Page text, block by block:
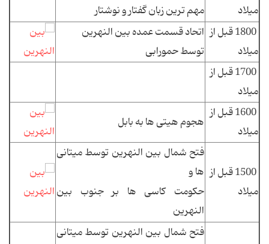
میلاد
مهم ترین زبان گفتار و نوشتار
1800 قبل از
میلاد
اتحاد قسمت عمده بین النهرین
توسط حمورابی
1700 قبل از
میلاد
1600 قبل از
میلاد
هجوم هیتی ها به بابل
1500 قبل از
میلاد
فتح شمال بین النهرین توسط میتانی
ها و
حکومت کاسی ها بر جنوب بین
النهرین
فتح شمال بین النهرین توسط میتانی